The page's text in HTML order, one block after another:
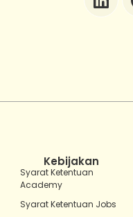
Kebijakan
Syarat Ketentuan
Academy
Syarat Ketentuan Jobs